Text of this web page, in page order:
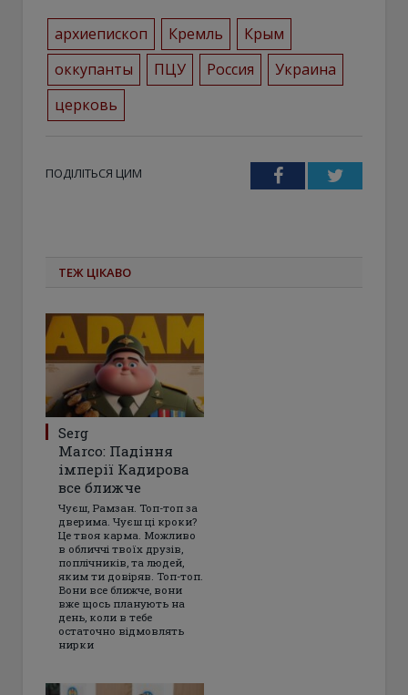
архиепископ Кремль
Крым
оккупанты
ПЦУ Россия
Украина
церковь
ПОДІЛІТЬСЯ ЦИМ FacebookTwitter
ТЕЖ ЦІКАВО
Serg
Marco: Падіння
імперії Кадирова
все ближче
Чуєш, Рамзан. Топ-топ за
дверима. Чуєш ці кроки?
Це твоя карма. Можливо
в обличчі твоїх друзів,
поплічників, та людей,
яким ти довіряв. Топ-топ.
Вони все ближче, вони
вже щось планують на
день, коли в тебе
остаточно відмовлять
нирки